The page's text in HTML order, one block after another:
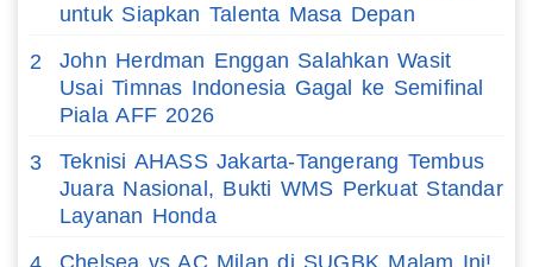
untuk Siapkan Talenta Masa Depan
2
John Herdman Enggan Salahkan Wasit
Usai Timnas Indonesia Gagal ke Semifinal
Piala AFF 2026
3
Teknisi AHASS Jakarta-Tangerang Tembus
Juara Nasional, Bukti WMS Perkuat Standar
Layanan Honda
Chelsea vs AC Milan di SUGBK Malam Ini!